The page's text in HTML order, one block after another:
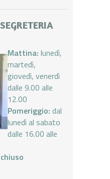
Mattina: lunedì,
martedì,
giovedì, venerdì
dalle 9.00 alle
12.00
Pomeriggio: dal
lunedì al sabato
dalle 16.00 alle